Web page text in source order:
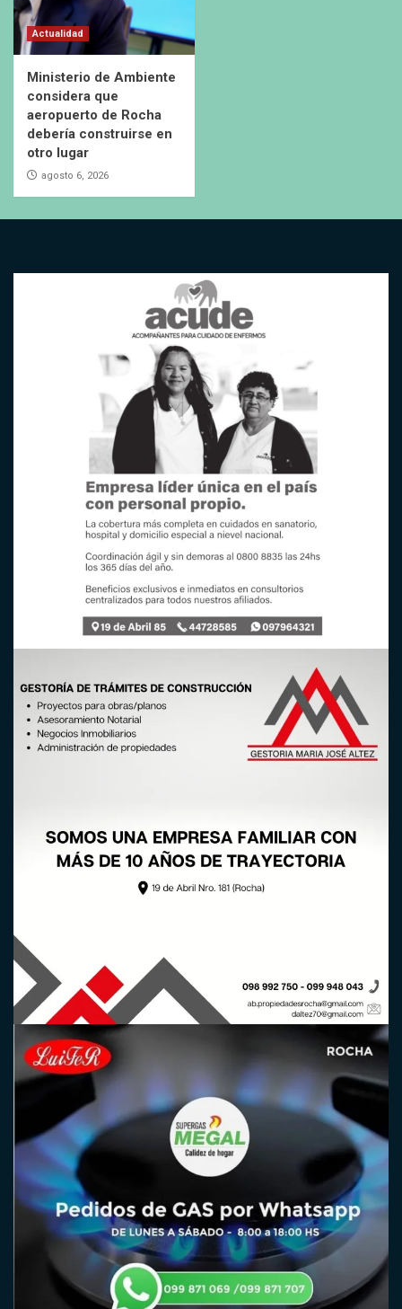
Actualidad
Ministerio de Ambiente
considera que
aeropuerto de Rocha
debería construirse en
otro lugar
agosto 6, 2026